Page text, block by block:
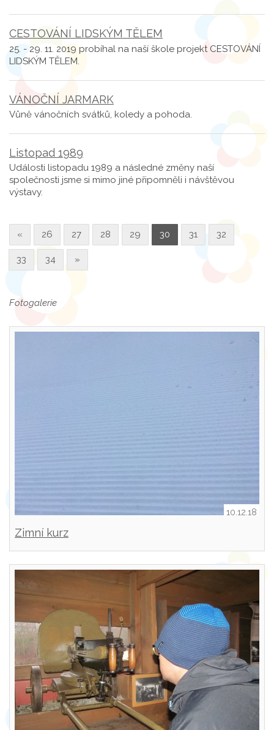
CESTOVÁNÍ LIDSKÝM TĚLEM
25. - 29. 11. 2019 probíhal na naší škole projekt CESTOVÁNÍ
LIDSKÝM TĚLEM.
VÁNOČNÍ JARMARK
Vůně vánočních svátků, koledy a pohoda.
Listopad 1989
Události listopadu 1989 a následné změny naší
společnosti jsme si mimo jiné připomněli i návštěvou
výstavy.
« 26 27 28 29 30 31 32
33 34 »
Fotogalerie
10.12.18
Zimní kurz